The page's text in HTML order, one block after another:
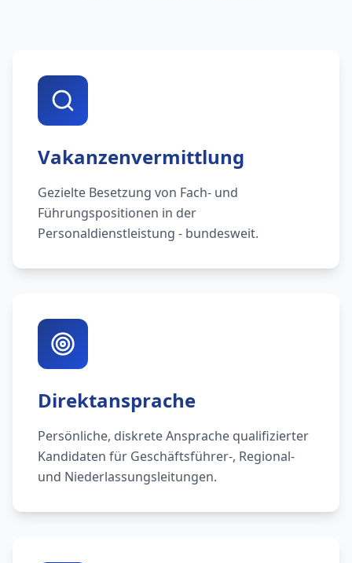
Vakanzenvermittlung
Gezielte Besetzung von Fach- und
Führungspositionen in der
Personaldienstleistung - bundesweit.
Direktansprache
Persönliche, diskrete Ansprache qualifizierter
Kandidaten für Geschäftsführer-, Regional-
und Niederlassungsleitungen.